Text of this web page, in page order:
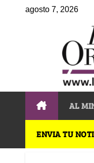
agosto 7, 2026
AL
ENVIA TU